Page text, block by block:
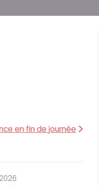
en fin de journée